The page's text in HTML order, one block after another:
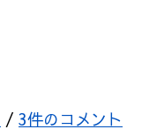
/ 3件のコメント